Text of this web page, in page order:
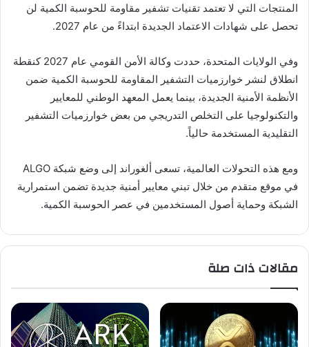
المنتجات التي لا تعتمد تقنيات تشفير مقاومة للحوسبة الكمية لن
تحصل على شهادات الاعتماد الجديدة ابتداءً من عام 2027.
وفي الولايات المتحدة، حددت وكالة الأمن القومي عام 2027 كنقطة
انطلاق لنشر خوارزميات التشفير المقاومة للحوسبة الكمية ضمن
الأنظمة الأمنية الجديدة، بينما يعمل المعهد الوطني للمعايير
والتكنولوجيا على التخلص التدريجي من بعض خوارزميات التشفير
التقليدية المستخدمة حالياً.
ومع هذه التحولات العالمية، تسعى ألغوراند إلى وضع شبكة ALGO
في موقع متقدم من خلال تبني معايير أمنية جديدة تضمن استمرارية
الشبكة وحماية أصول المستخدمين في عصر الحوسبة الكمية.
مقالات ذات صلة